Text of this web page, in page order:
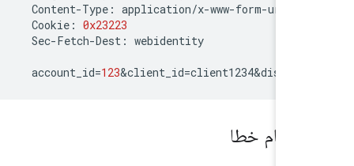
Content -Type: application/x-www-
Cookie:
Sec-Fetch -Dest: webidentity
account_id=123& client_id=
پیام خطا